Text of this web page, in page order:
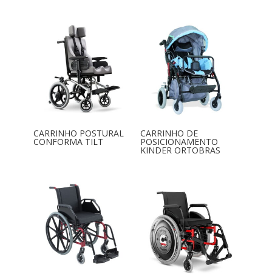
CARRINHO POSTURAL
CONFORMA TILT
CARRINHO DE
POSICIONAMENTO
KINDER ORTOBRAS